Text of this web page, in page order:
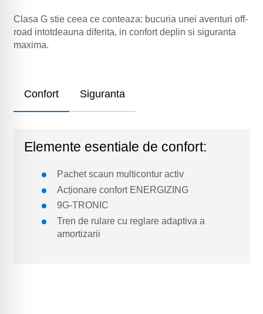
Clasa G stie ceea ce conteaza: bucuria unei aventuri off-
road intotdeauna diferita, in confort deplin si siguranta
maxima.
Confort Siguranta
Elemente esentiale de confort:
Pachet scaun multicontur activ
Acționare confort ENERGIZING
9G-TRONIC
Tren de rulare cu reglare adaptiva a
amortizarii